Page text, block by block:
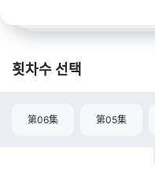
횟차수 선택
第06集 第05集